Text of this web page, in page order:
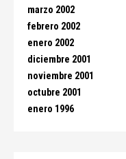
marzo 2002
febrero 2002
enero 2002
diciembre 2001
noviembre 2001
octubre 2001
enero 1996